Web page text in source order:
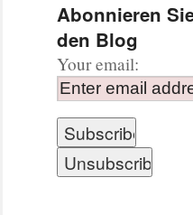
Abonnieren
den Blog
Your email: